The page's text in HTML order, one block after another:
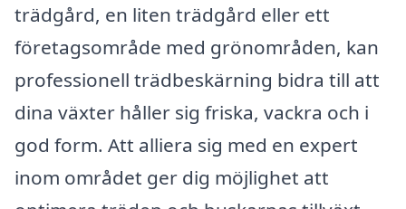
trädgård, en liten trädgård eller ett
företagsområde med grönområden, kan
professionell trädbeskärning bidra till att
dina växter håller sig friska, vackra och i
god form. Att alliera sig med en expert
inom området ger dig möjlighet att